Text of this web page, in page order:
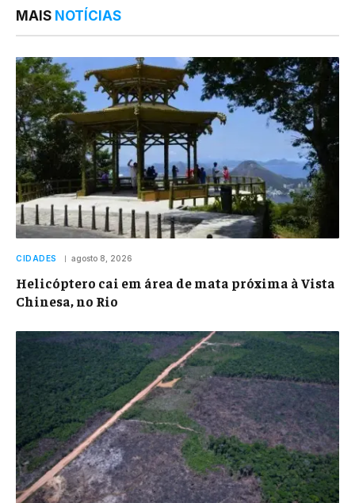
MAIS NOTÍCIAS
CIDADES agosto 8, 2026
Helicóptero cai em área de mata próxima à Vista
Chinesa, no Rio